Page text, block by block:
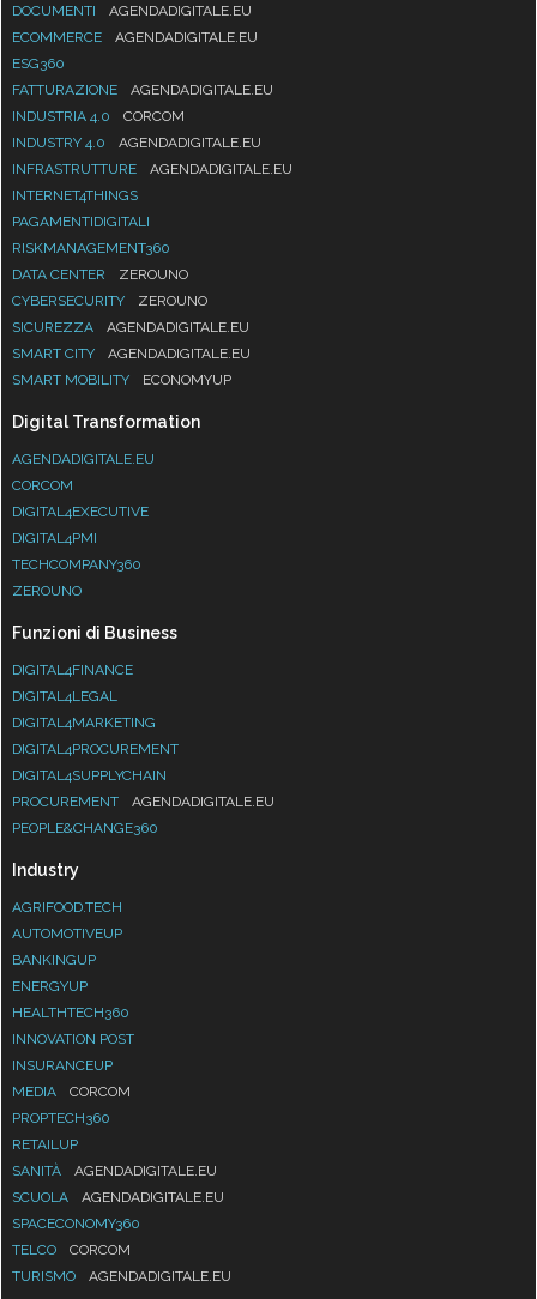
DOCUMENTI
AGENDADIGITALE.EU
ECOMMERCE
AGENDADIGITALE.EU
ESG360
FATTURAZIONE
AGENDADIGITALE.EU
INDUSTRIA 4.0
CORCOM
INDUSTRY 4.0
AGENDADIGITALE.EU
INFRASTRUTTURE
AGENDADIGITALE.EU
INTERNET4THINGS
PAGAMENTIDIGITALI
RISKMANAGEMENT360
DATA CENTER
ZEROUNO
CYBERSECURITY
ZEROUNO
SICUREZZA
AGENDADIGITALE.EU
SMART CITY
AGENDADIGITALE.EU
SMART MOBILITY
ECONOMYUP
Digital Transformation
AGENDADIGITALE.EU
CORCOM
DIGITAL4EXECUTIVE
DIGITAL4PMI
TECHCOMPANY360
ZEROUNO
Funzioni di Business
DIGITAL4FINANCE
DIGITAL4LEGAL
DIGITAL4MARKETING
DIGITAL4PROCUREMENT
DIGITAL4SUPPLYCHAIN
PROCUREMENT
AGENDADIGITALE.EU
PEOPLE&CHANGE360
Industry
AGRIFOOD.TECH
AUTOMOTIVEUP
BANKINGUP
ENERGYUP
HEALTHTECH360
INNOVATION POST
INSURANCEUP
MEDIA
CORCOM
PROPTECH360
RETAILUP
SANITÀ
AGENDADIGITALE.EU
SCUOLA
AGENDADIGITALE.EU
SPACECONOMY360
TELCO
CORCOM
TURISMO
AGENDADIGITALE.EU